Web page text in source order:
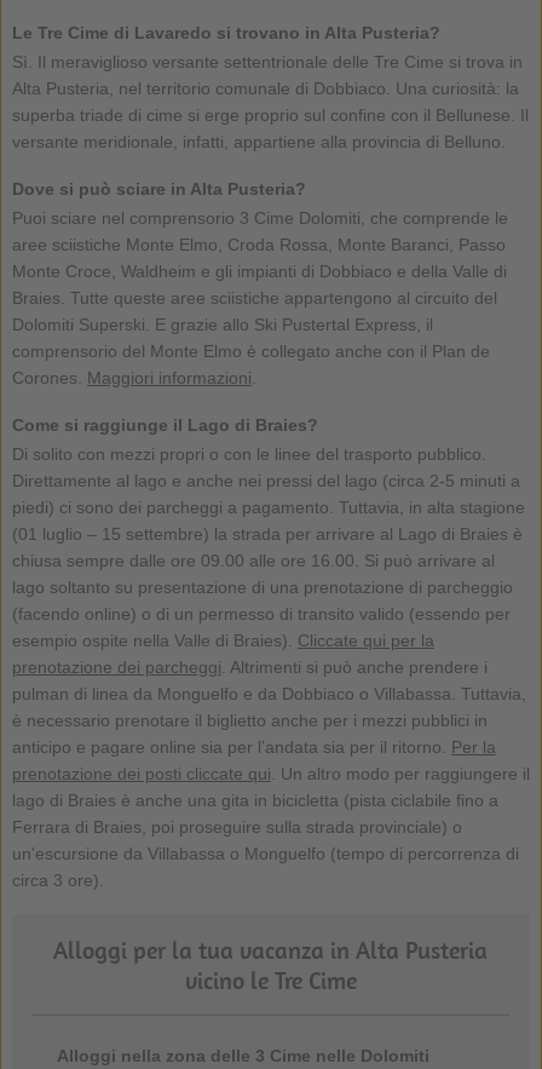
Le Tre Cime di Lavaredo si trovano in Alta Pusteria?
Sì. Il meraviglioso versante settentrionale delle Tre Cime si trova in
Alta Pusteria, nel territorio comunale di Dobbiaco. Una curiosità: la
superba triade di cime si erge proprio sul confine con il Bellunese. Il
versante meridionale, infatti, appartiene alla provincia di Belluno.
Dove si può sciare in Alta Pusteria?
Puoi sciare nel comprensorio 3 Cime Dolomiti, che comprende le
aree sciistiche Monte Elmo, Croda Rossa, Monte Baranci, Passo
Monte Croce, Waldheim e gli impianti di Dobbiaco e della Valle di
Braies. Tutte queste aree sciistiche appartengono al circuito del
Dolomiti Superski. E grazie allo Ski Pustertal Express, il
comprensorio del Monte Elmo è collegato anche con il Plan de
Corones. Maggiori informazioni
Come si raggiunge il Lago di Braies?
Di solito con mezzi propri o con le linee del trasporto pubblico.
Direttamente al lago e anche nei pressi del lago (circa 2-5 minuti a
piedi) ci sono dei parcheggi a pagamento. Tuttavia, in alta stagione
(01 luglio – 15 settembre) la strada per arrivare al Lago di Braies è
chiusa sempre dalle ore 09.00 alle ore 16.00. Si può arrivare al
lago soltanto su presentazione di una prenotazione di parcheggio
(facendo online) o di un permesso di transito valido (essendo per
esempio ospite nella Valle di Braies). Cliccate qui per la
prenotazione dei parcheggi . Altrimenti si può anche prendere i
pulman di linea da Monguelfo e da Dobbiaco o Villabassa. Tuttavia,
è necessario prenotare il biglietto anche per i mezzi pubblici in
anticipo e pagare online sia per l’andata sia per il ritorno. Per la
prenotazione dei posti cliccate qui . Un altro modo per raggiungere il
lago di Braies è anche una gita in bicicletta (pista ciclabile fino a
Ferrara di Braies, poi proseguire sulla strada provinciale) o
un'escursione da Villabassa o Monguelfo (tempo di percorrenza di
circa 3 ore).
Alloggi per la tua vacanza in Alta Pusteria
vicino le Tre Cime
Alloggi nella zona delle 3 Cime nelle Dolomiti